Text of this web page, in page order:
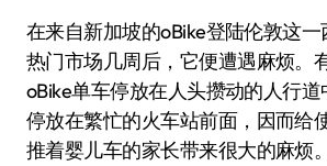
在来自新加坡的oBike登陆伦敦这
热门市场几周后，它便遭遇麻烦。
oBike单车停放在人头攒动的人行道
停放在繁忙的火车站前面，因而给
推着婴儿车的家长带来很大的麻烦